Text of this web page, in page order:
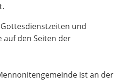
und
auf den Seiten der
ist an der